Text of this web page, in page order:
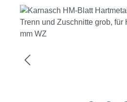
Bildergalerie überspringen